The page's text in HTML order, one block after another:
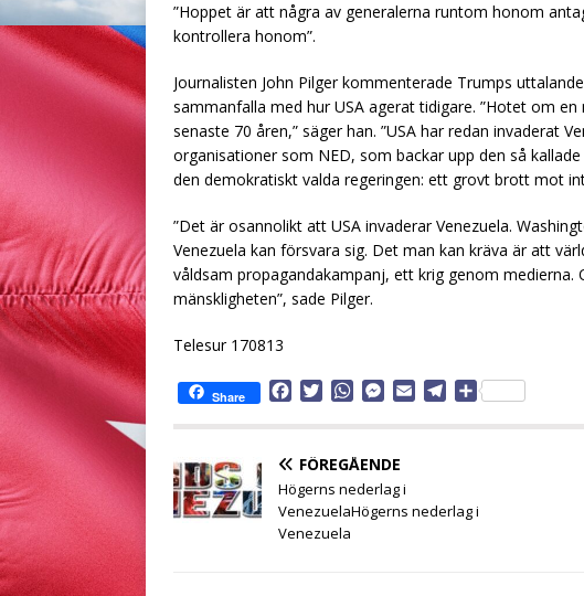
”Hoppet är att några av generalerna runtom honom
kontrollera honom”.
Journalisten John Pilger kommenterade Trumps
sammanfalla med hur USA agerat tidigare. ”Hotet om
senaste 70 åren,” säger han. ”USA har redan invaderat
organisationer som NED, som backar upp den så
den demokratiskt valda regeringen: ett grovt brott mot
”Det är osannolikt att USA invaderar Venezuela.
Venezuela kan försvara sig. Det man kan kräva är att
våldsam propagandakampanj, ett krig genom medierna.
mänskligheten”, sade Pilger.
Telesur 170813
Share
e
b
o
o
k
t
e
r
W
t
A
p
M
s
n
g
r
a
D
FÖREGÅENDE
Högerns nederlag i
VenezuelaHögerns nederlag i
Venezuela